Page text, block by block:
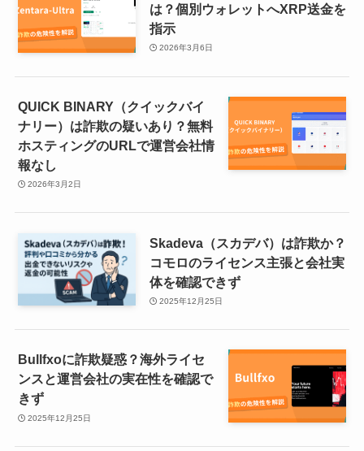
は？個別ウォレットへXRP送金を
指示
2026年3月6日
QUICK BINARY（クイックバイ
ナリー）は詐欺の疑いあり？無料
ホスティングのURLで運営会社情
報なし
2026年3月2日
Skadeva（スカデバ）は詐欺か？
コモロのライセンス主張と会社実
体を確認できず
2025年12月25日
Bullfxoに詐欺疑惑？海外ライセ
ンスと運営会社の実在性を確認で
きず
2025年12月25日